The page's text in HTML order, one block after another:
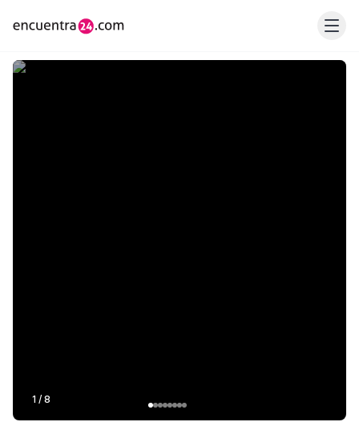
1 / 8